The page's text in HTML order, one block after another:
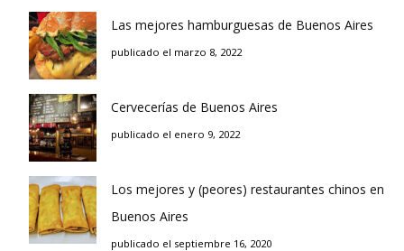
Las mejores hamburguesas de Buenos Aires
publicado el marzo 8, 2022
Cervecerías de Buenos Aires
publicado el enero 9, 2022
Los mejores y (peores) restaurantes chinos en
Buenos Aires
publicado el septiembre 16, 2020